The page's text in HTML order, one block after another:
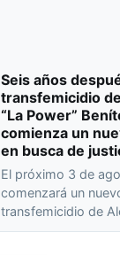
Seis años
transfemicidio
“La Power”
comienza un
en busca de
El próximo 3 de
comenzará un
transfemicidio de